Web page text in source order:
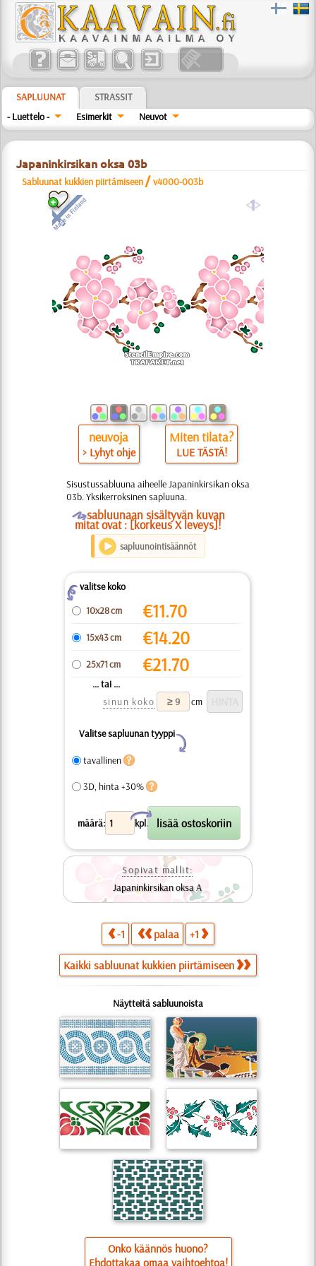
SAPLUUNAT
STRASSIT
- Luettelo -
Esimerkit Neuvot
Japaninkirsikan oksa 03b
Sabluunat kukkien piirtämiseen /v4000-003b
a
neuvoja
> Lyhyt ohje
Miten tilata?
LUE TÄSTÄ!
Sisustussabluuna aiheelle Japaninkirsikan oksa
03b. Yksikerroksinen sapluuna.
Osabluunaan sisältyvän kuvan
mitat ovat : [korkeus X leveys]!
sapluunointisäännöt
Zvalitse koko
10x28 cm
€11.70
15x43 cm €14.20
25x71 cm €21.70
... tai ...
sinun koko
cm
Valitse sapluunan tyyppi
Y
tavallinen
3D, hinta +30%
määrä: kpl.
X
Sopivat mallit:
Japaninkirsikan oksa A
-1 palaa +1
Kaikki sabluunat kukkien piirtämiseen
Näytteitä sabluunoista
Onko käännös huono?
Ehdottakaa omaa vaihtoehtoa!